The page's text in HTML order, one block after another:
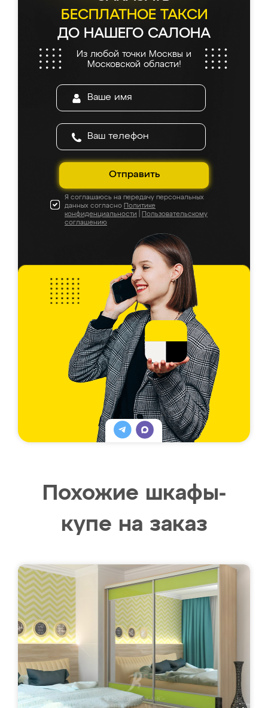
БЕСПЛАТНОЕ ТАКСИ
ДО НАШЕГО САЛОНА
Из любой точки Москвы и
Московской области!
Отправить
Я соглашаюсь на передачу персональных
данных согласно Политике
конфиденциальности
Пользовательскому
соглашению
Похожие шкафы-
купе на заказ